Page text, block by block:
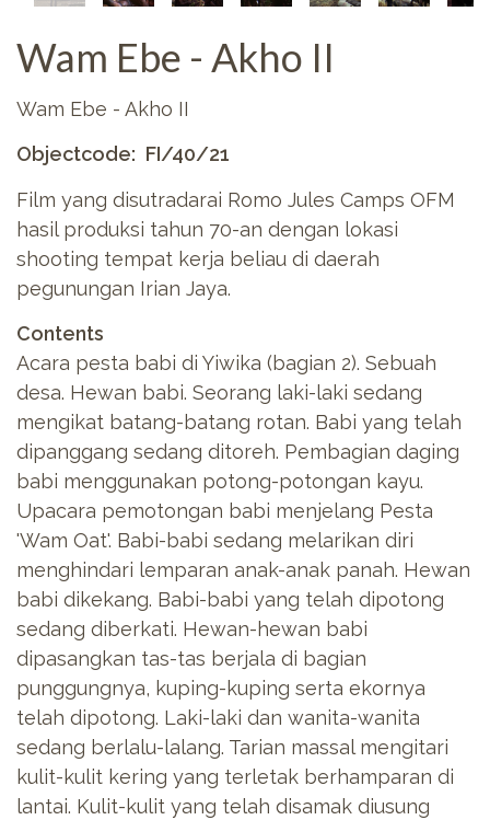
Wam Ebe - Akho II
Wam Ebe - Akho II
Objectcode
FI/40/21
Film yang disutradarai Romo Jules Camps OFM
hasil produksi tahun 70-an dengan lokasi
shooting tempat kerja beliau di daerah
pegunungan Irian Jaya.
Contents
Acara pesta babi di Yiwika (bagian 2). Sebuah
desa. Hewan babi. Seorang laki-laki sedang
mengikat batang-batang rotan. Babi yang telah
dipanggang sedang ditoreh. Pembagian daging
babi menggunakan potong-potongan kayu.
Upacara pemotongan babi menjelang Pesta
'Wam Oat'. Babi-babi sedang melarikan diri
menghindari lemparan anak-anak panah. Hewan
babi dikekang. Babi-babi yang telah dipotong
sedang diberkati. Hewan-hewan babi
dipasangkan tas-tas berjala di bagian
punggungnya, kuping-kuping serta ekornya
telah dipotong. Laki-laki dan wanita-wanita
sedang berlalu-lalang. Tarian massal mengitari
kulit-kulit kering yang terletak berhamparan di
lantai. Kulit-kulit yang telah disamak diusung